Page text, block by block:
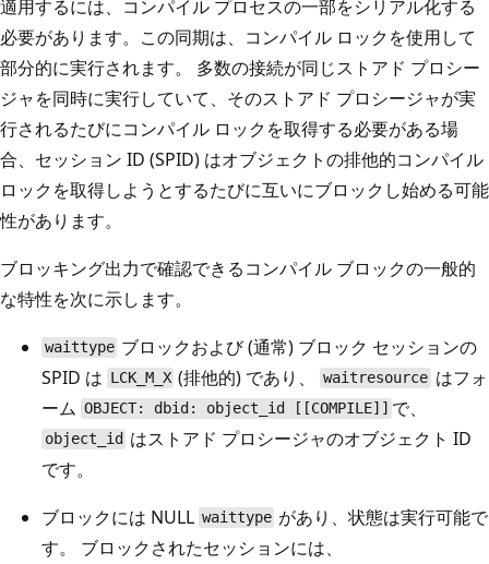
適用するには、コンパイル プロセスの一部をシリアル化する
必要があります。この同期は、コンパイル ロックを使用して
部分的に実行されます。 多数の接続が同じストアド プロシー
ジャを同時に実行していて、そのストアド プロシージャが実
行されるたびにコンパイル ロックを取得する必要がある場
合、セッション ID (SPID) はオブジェクトの排他的コンパイル
ロックを取得しようとするたびに互いにブロックし始める可能
性があります。
ブロッキング出力で確認できるコンパイル ブロックの一般的
な特性を次に示します。
waittype ブロックおよび (通常) ブロック セッションの
SPID は LCK_M_X (排他的) であり、 waitresource はフォ
ーム OBJECT: dbid: object_id [[COMPILE]] で、
object_id はストアド プロシージャのオブジェクト ID
です。
ブロックには NULL waittype があり、状態は実行可能で
す。 ブロックされたセッションには、